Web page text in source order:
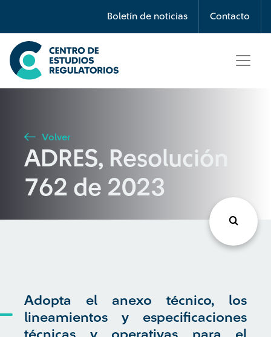
Boletín de noticias Contacto
Búsqueda
Seleccione país
Buscar
Volver
ADRES, Resolución
762 de 2023
Adopta el anexo técnico, los
lineamientos y especificaciones